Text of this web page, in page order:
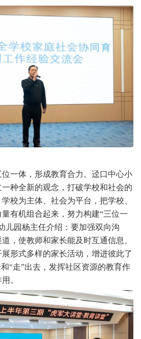
一体，形成教育合力。迳口中心小
种全新的观念，打破学校和社会的
校为主体、社会为平台，把学校、
有机组合起来，努力构建“三位一
儿园杨主任介绍：要加强双向沟
，使教师和家长能及时互通信息、
形式多样的家长活动，增进彼此了
“走”出去，发挥社区资源的教育作
。